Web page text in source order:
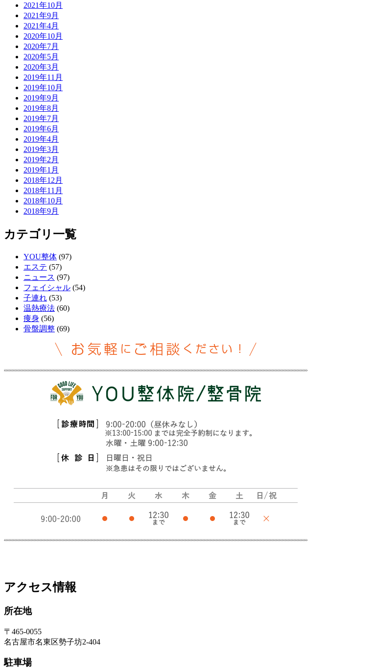
2021年10月
2021年9月
2021年4月
2020年10月
2020年7月
2020年5月
2020年3月
2019年11月
2019年10月
2019年9月
2019年8月
2019年7月
2019年6月
2019年4月
2019年3月
2019年2月
2019年1月
2018年12月
2018年11月
2018年10月
2018年9月
カテゴリ一覧
YOU整体 (97)
エステ (57)
ニュース (97)
フェイシャル (54)
子連れ (53)
温熱療法 (60)
痩身 (56)
骨盤調整 (69)
アクセス情報
所在地
〒465-0055
名古屋市名東区勢子坊2-404
駐車場